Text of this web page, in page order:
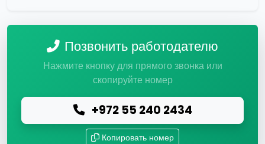
Позвонить работодателю
Нажмите кнопку для прямого звонка или
скопируйте номер
+972 55 240 2434
Копировать номер